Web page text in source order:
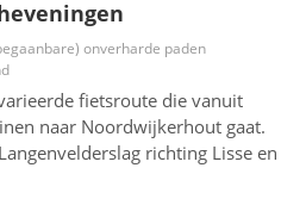
onverharde paden
fietsroute die vanuit
naar Noordwijkerhout gaat.
richting Lisse en